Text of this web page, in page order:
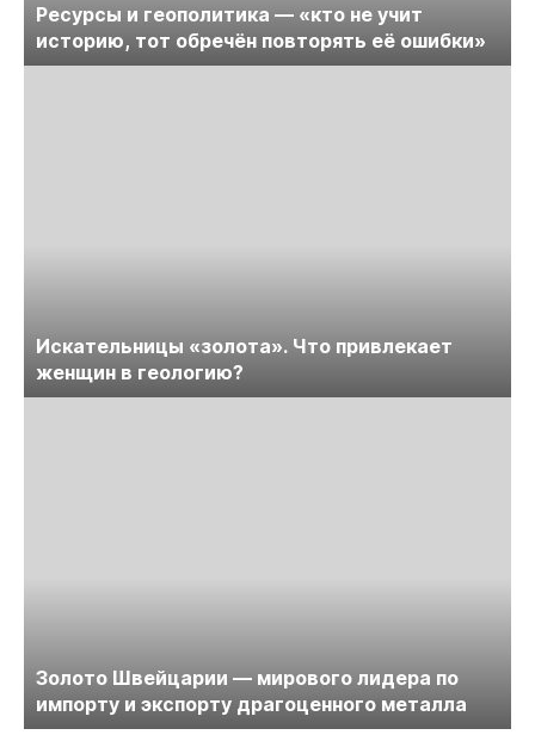
Ресурсы и геополитика — «кто не учит
историю, тот обречён повторять её ошибки»
Искательницы «золота». Что привлекает
женщин в геологию?
Золото Швейцарии — мирового лидера по
импорту и экспорту драгоценного металла